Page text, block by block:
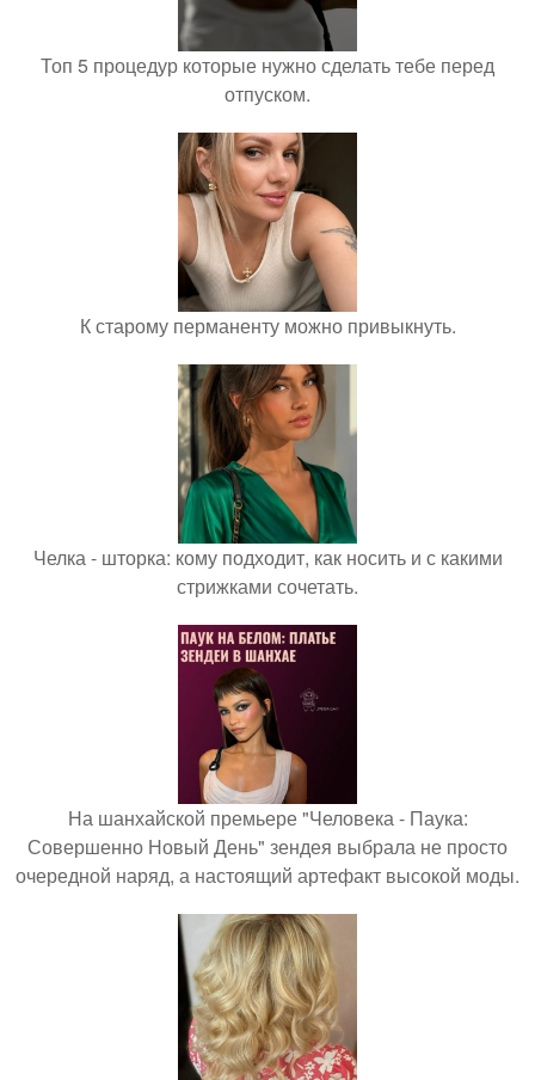
Топ 5 процедур которые нужно сделать тебе перед
отпуском.
К старому перманенту можно привыкнуть.
Челка - шторка: кому подходит, как носить и с какими
стрижками сочетать.
На шанхайской премьере "Человека - Паука:
Совершенно Новый День" зендея выбрала не просто
очередной наряд, а настоящий артефакт высокой моды.